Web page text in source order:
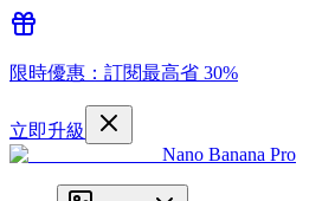
限時優惠：訂閱最高省 30%
立即升級
Nano Banana Pro